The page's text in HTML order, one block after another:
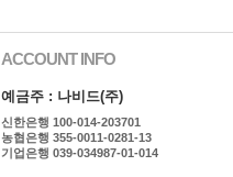
ACCOUNT INFO
예금주 : 나비드(주)
신한은행 100-014-203701
농협은행 355-0011-0281-13
기업은행 039-034987-01-014